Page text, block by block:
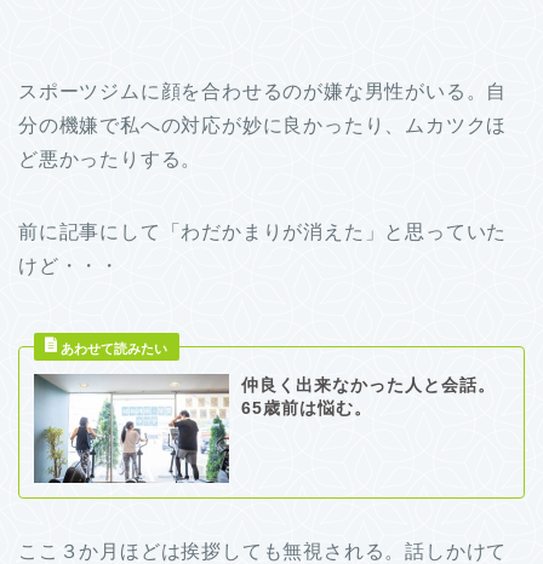
スポーツジムに顔を合わせるのが嫌な男性がいる。自
分の機嫌で私への対応が妙に良かったり、ムカツクほ
ど悪かったりする。
前に記事にして「わだかまりが消えた」と思っていた
けど・・・
仲良く出来なかった人と会話。
65歳前は悩む。
ここ３か月ほどは挨拶しても無視される。話しかけて